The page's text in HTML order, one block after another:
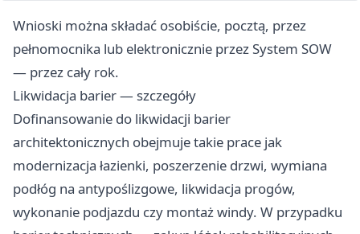
Wnioski można składać osobiście, pocztą, przez
pełnomocnika lub elektronicznie przez System SOW
— przez cały rok.
Likwidacja barier — szczegóły
Dofinansowanie do likwidacji barier
architektonicznych obejmuje takie prace jak
modernizacja łazienki, poszerzenie drzwi, wymiana
podłóg na antypoślizgowe, likwidacja progów,
wykonanie podjazdu czy montaż windy. W przypadku